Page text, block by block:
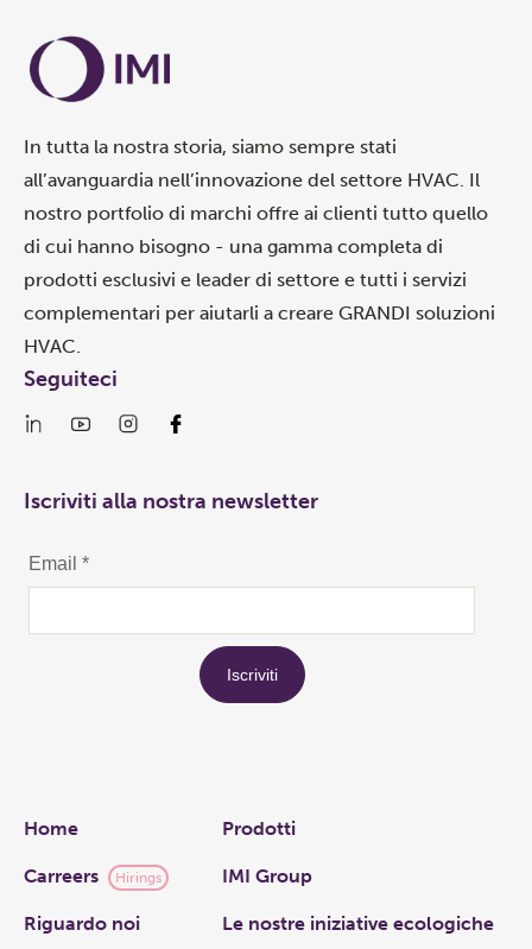
In tutta la nostra storia, siamo sempre stati
all’avanguardia nell’innovazione del settore HVAC. Il
nostro portfolio di marchi offre ai clienti tutto quello
di cui hanno bisogno - una gamma completa di
prodotti esclusivi e leader di settore e tutti i servizi
complementari per aiutarli a creare GRANDI soluzioni
HVAC.
Links
Home Prodotti
Carreers Hirings IMI Group
Riguardo noi Le nostre iniziative ecologiche
Seguiteci
Iscriviti alla nostra newsletter